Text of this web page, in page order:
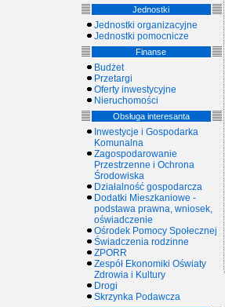
Jednostki
Jednostki organizacyjne
Jednostki pomocnicze
Finanse
Budżet
Przetargi
Oferty inwestycyjne
Nieruchomości
Obsługa interesanta
Inwestycje i Gospodarka
Komunalna
Zagospodarowanie
Przestrzenne i Ochrona
Środowiska
Działalność gospodarcza
Dodatki Mieszkaniowe -
podstawa prawna, wniosek,
oświadczenie
Ośrodek Pomocy Społecznej
Świadczenia rodzinne
ZPORR
Zespół Ekonomiki Oświaty
Zdrowia i Kultury
Drogi
Skrzynka Podawcza